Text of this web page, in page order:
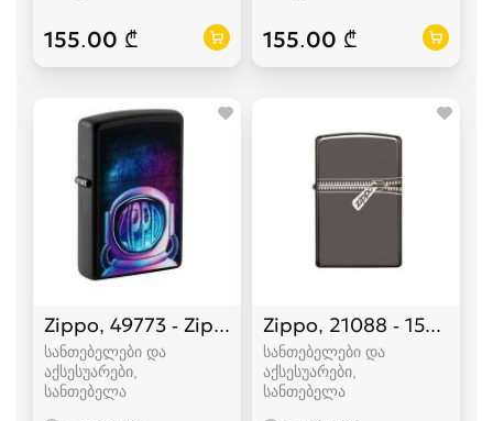
155.00 ₾ 155.00 ₾
Zippo, 49773 - Zippo Astronaut Design
სანთებელები და
აქსესუარები,
სანთებელა
Zippo, 21088 - 150
სანთებელები და
აქსესუარები,
სანთებელა